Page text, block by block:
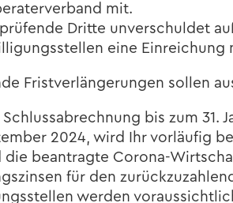
mit.
Drit­te un­ver­schul­det
eine Ein­rei­chung
Frist­ver­län­ge­run­gen sol­len
bis zum
2024, wird Ihr vor­läu­fig
die be­an­trag­te Corona-​
für den
wer­den